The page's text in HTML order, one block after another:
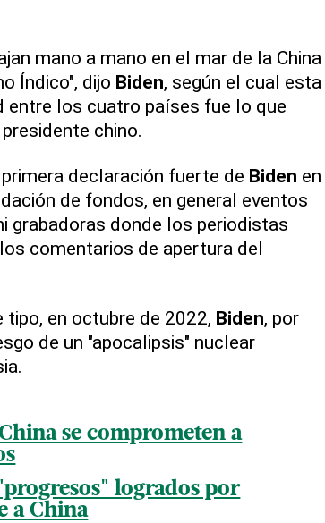
mano a mano en el mar de la China
Índico", dijo Biden, según el cual esta
entre los cuatro países fue lo que
chino.
declaración fuerte de Biden en
de fondos, en general eventos
grabadoras donde los periodistas
comentarios de apertura del
en octubre de 2022, Biden, por
de un "apocalipsis" nuclear
se comprometen a
logrados por
a China